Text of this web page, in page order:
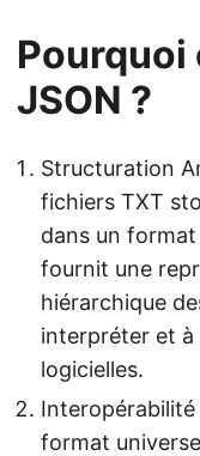
Pourquoi
JSON ?
Structuration
fichiers TXT
dans un
fournit une
hiérarchique
interpréter et à
logicielles.
Interopérabilité
format